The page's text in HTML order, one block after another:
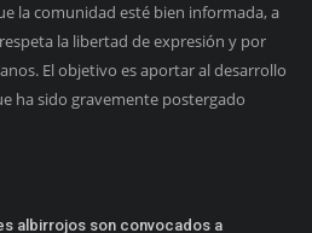
la comunidad esté bien informada, a
la libertad de expresión y por
El objetivo es aportar al desarrollo
ha sido gravemente postergado
albirrojos son convocados a